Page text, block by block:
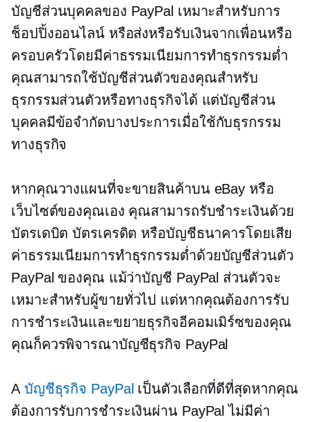
บัญชีส่วนบุคคลของ PayPal เหมาะสำหรับการ
ช็อปปิ้งออนไลน์ หรือส่งหรือรับเงินจากเพื่อนหรือ
ครอบครัวโดยมีค่าธรรมเนียมการทำธุรกรรมต่ำ
คุณสามารถใช้บัญชีส่วนตัวของคุณสำหรับ
ธุรกรรมส่วนตัวหรือทางธุรกิจได้ แต่บัญชีส่วน
บุคคลมีข้อจำกัดบางประการเมื่อใช้กับธุรกรรม
ทางธุรกิจ
หากคุณวางแผนที่จะขายสินค้าบน eBay หรือ
เว็บไซต์ของคุณเอง คุณสามารถรับชำระเงินด้วย
บัตรเดบิต บัตรเครดิต หรือบัญชีธนาคารโดยเสีย
ค่าธรรมเนียมการทำธุรกรรมต่ำด้วยบัญชีส่วนตัว
PayPal ของคุณ แม้ว่าบัญชี PayPal ส่วนตัวจะ
เหมาะสำหรับผู้ขายทั่วไป แต่หากคุณต้องการรับ
การชำระเงินและขยายธุรกิจอีคอมเมิร์ซของคุณ
คุณก็ควรพิจารณาบัญชีธุรกิจ PayPal
A บัญชีธุรกิจ PayPal เป็นตัวเลือกที่ดีที่สุดหากคุณ
ต้องการรับการชำระเงินผ่าน PayPal ไม่มีค่า